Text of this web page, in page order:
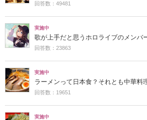
回答数：49481
実施中
歌が上手だと思うホロライブのメンバ
回答数：23863
実施中
ラーメンって日本食？それとも中華料
回答数：19651
実施中